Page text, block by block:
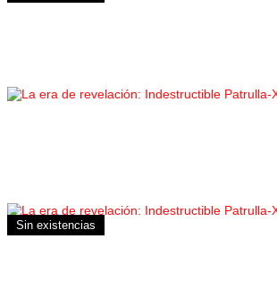
Sin existencias